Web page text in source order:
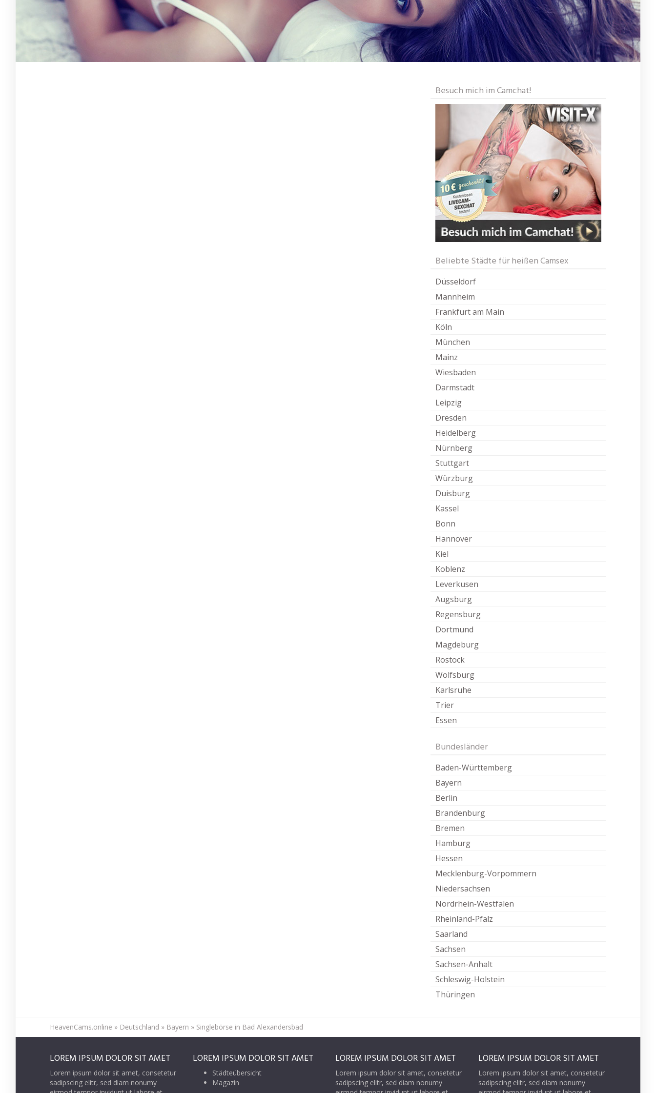
Besuch mich im Camchat!
Beliebte Städte für heißen Camsex
Düsseldorf
Mannheim
Frankfurt am Main
Köln
München
Mainz
Wiesbaden
Darmstadt
Leipzig
Dresden
Heidelberg
Nürnberg
Stuttgart
Würzburg
Duisburg
Kassel
Bonn
Hannover
Kiel
Koblenz
Leverkusen
Augsburg
Regensburg
Dortmund
Magdeburg
Rostock
Wolfsburg
Karlsruhe
Trier
Essen
Bundesländer
Baden-Württemberg
Bayern
Berlin
Brandenburg
Bremen
Hamburg
Hessen
Mecklenburg-Vorpommern
Niedersachsen
Nordrhein-Westfalen
Rheinland-Pfalz
Saarland
Sachsen
Sachsen-Anhalt
Schleswig-Holstein
Thüringen
HeavenCams.online » Deutschland » Bayern » Singlebörse in Bad Alexandersbad
LOREM IPSUM DOLOR SIT AMET
Lorem ipsum dolor sit amet, consetetur
sadipscing elitr, sed diam nonumy
LOREM IPSUM DOLOR SIT AMET
Städteübersicht
Magazin
LOREM IPSUM DOLOR SIT AMET
Lorem ipsum dolor sit amet, consetetur
sadipscing elitr, sed diam nonumy
LOREM IPSUM DOLOR SIT AMET
Lorem ipsum dolor sit amet, consetetur
sadipscing elitr, sed diam nonumy